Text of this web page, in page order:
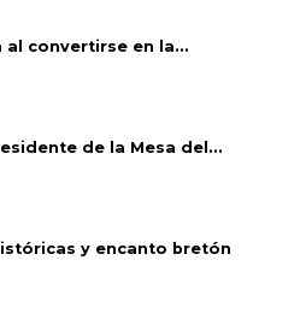
convertirse en la...
de la Mesa del...
y encanto bretón